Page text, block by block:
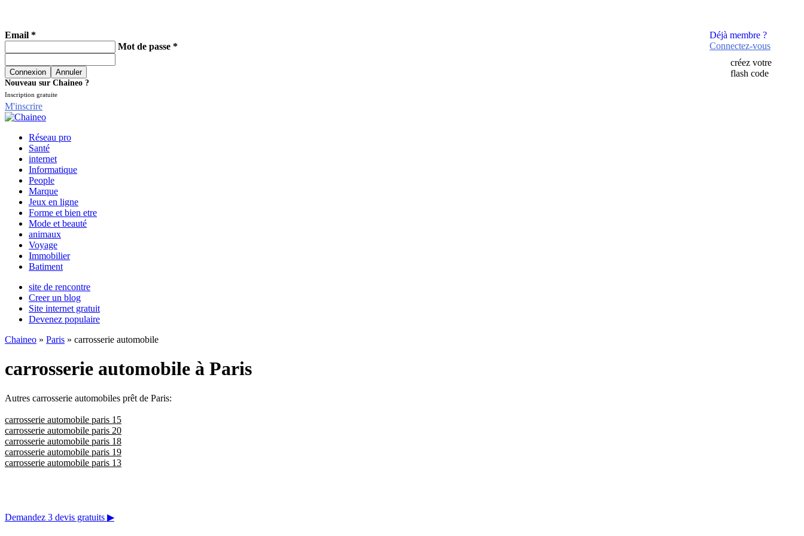
Déjà membre ?
Connectez-vous
créez votre
flash code
Email *
Mot de passe *
Nouveau sur Chaineo ?
Inscription gratuite
M'inscrire
Réseau pro
Santé
internet
Informatique
People
Marque
Jeux en ligne
Forme et bien etre
Mode et beauté
animaux
Voyage
Immobilier
Batiment
site de rencontre
Creer un blog
Site internet gratuit
Devenez populaire
Chaineo » Paris » carrosserie automobile
carrosserie automobile à Paris
Autres carrosserie automobiles prêt de Paris:
carrosserie automobile paris 15
carrosserie automobile paris 20
carrosserie automobile paris 18
carrosserie automobile paris 19
carrosserie automobile paris 13
Demandez 3 devis gratuits ▶